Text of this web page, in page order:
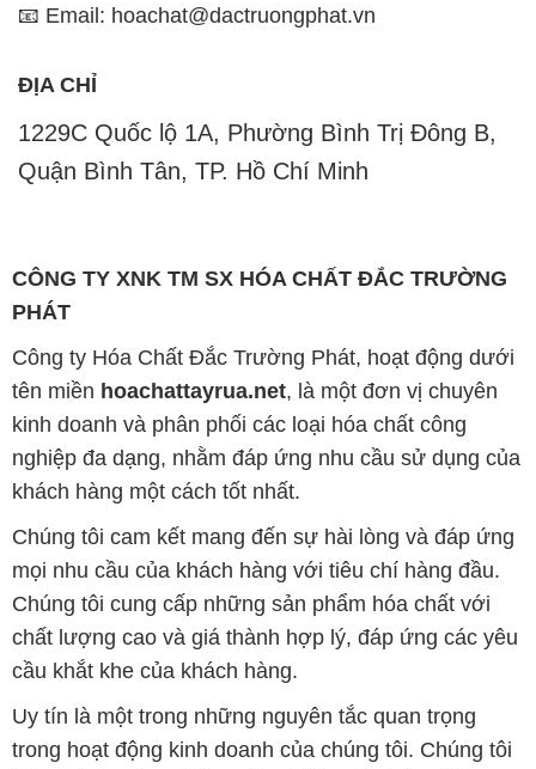
📧 Email: hoachat@dactruongphat.vn
ĐỊA CHỈ
1229C Quốc lộ 1A, Phường Bình Trị Đông B,
Quận Bình Tân, TP. Hồ Chí Minh
CÔNG TY XNK TM SX HÓA CHẤT ĐẮC TRƯỜNG
PHÁT
Công ty Hóa Chất Đắc Trường Phát, hoạt động dưới
tên miền hoachattayrua.net, là một đơn vị chuyên
kinh doanh và phân phối các loại hóa chất công
nghiệp đa dạng, nhằm đáp ứng nhu cầu sử dụng của
khách hàng một cách tốt nhất.
Chúng tôi cam kết mang đến sự hài lòng và đáp ứng
mọi nhu cầu của khách hàng với tiêu chí hàng đầu.
Chúng tôi cung cấp những sản phẩm hóa chất với
chất lượng cao và giá thành hợp lý, đáp ứng các yêu
cầu khắt khe của khách hàng.
Uy tín là một trong những nguyên tắc quan trọng
trong hoạt động kinh doanh của chúng tôi. Chúng tôi